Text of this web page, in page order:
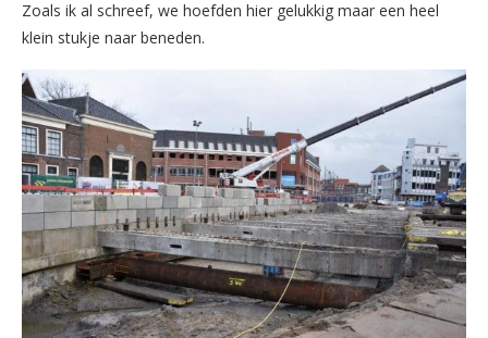
Zoals ik al schreef, we hoefden hier gelukkig maar een heel
klein stukje naar beneden.